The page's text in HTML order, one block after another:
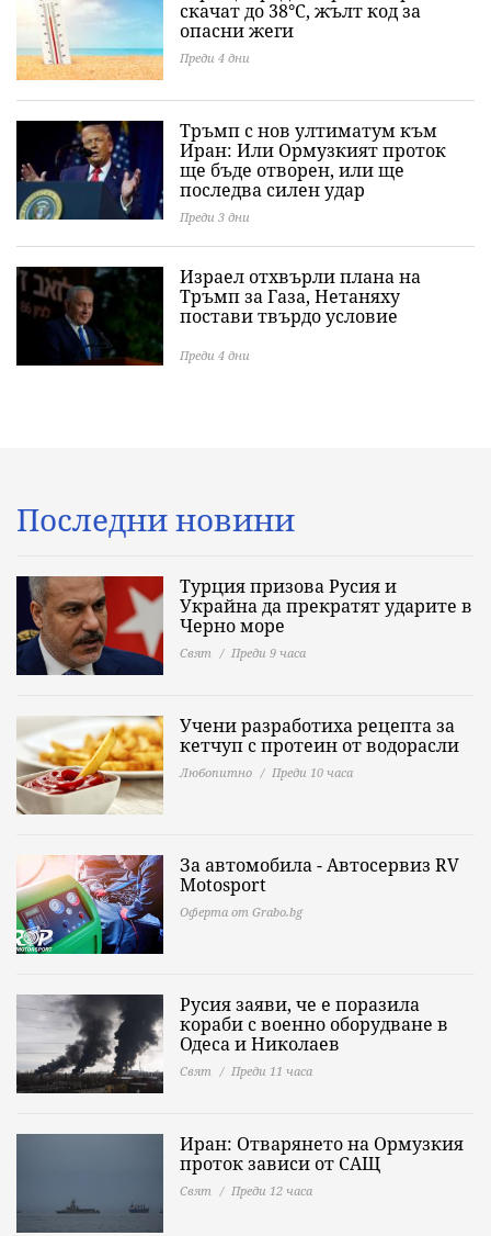
скачат до 38°C, жълт код за
опасни жеги
Преди 4 дни
Тръмп с нов ултиматум към
Иран: Или Ормузкият проток
ще бъде отворен, или ще
последва силен удар
Преди 3 дни
Израел отхвърли плана на
Тръмп за Газа, Нетаняху
постави твърдо условие
Преди 4 дни
Последни новини
Турция призова Русия и
Украйна да прекратят ударите в
Черно море
Свят Преди 9 часа
Учени разработиха рецепта за
кетчуп с протеин от водорасли
Любопитно Преди 10 часа
За автомобила - Автосервиз RV
Motosport
Оферта от Grabo.bg
Русия заяви, че е поразила
кораби с военно оборудване в
Одеса и Николаев
Свят Преди 11 часа
Иран: Отварянето на Ормузкия
проток зависи от САЩ
Свят Преди 12 часа